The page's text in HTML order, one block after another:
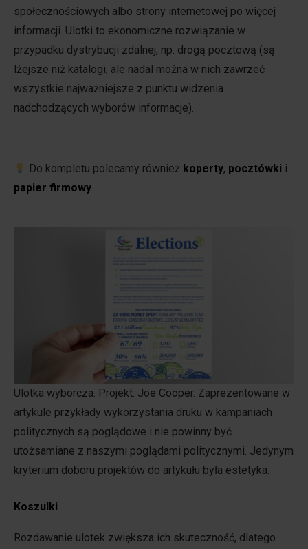
społecznościowych albo strony internetowej po więcej
informacji. Ulotki to ekonomiczne rozwiązanie w
przypadku dystrybucji zdalnej, np. drogą pocztową (są
lżejsze niż katalogi, ale nadal można w nich zawrzeć
wszystkie najważniejsze z punktu widzenia
nadchodzących wyborów informacje).
Do kompletu polecamy również koperty, pocztówki i
papier firmowy.
Ulotka wyborcza. Projekt: Joe Cooper. Zaprezentowane w
artykule przykłady wykorzystania druku w kampaniach
politycznych są poglądowe i nie powinny być
utożsamiane z naszymi poglądami politycznymi. Jedynym
kryterium doboru projektów do artykułu była estetyka.
Koszulki
Rozdawanie ulotek zwiększa ich skuteczność, dlatego